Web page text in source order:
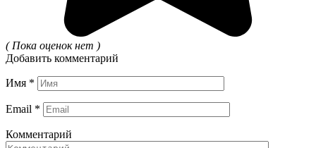
( Пока оценок нет )
Добавить комментарий
Имя *
Email *
Комментарий